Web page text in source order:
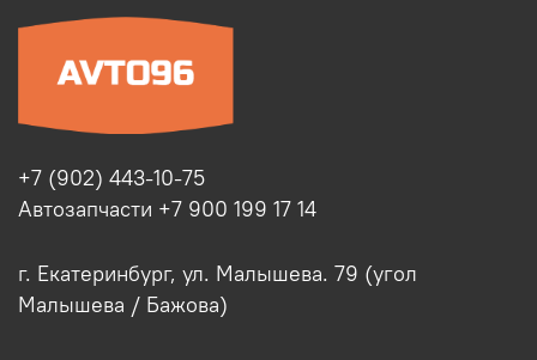
+7 (902) 443-10-75
Автозапчасти +7 900 199 17 14
г. Екатеринбург, ул. Малышева. 79 (угол
Малышева / Бажова)